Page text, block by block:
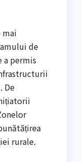
mai
de
a permis
De
rurale.